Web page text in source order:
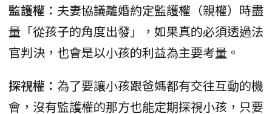
監護權： 夫妻協議離婚約定監護權（親權）時盡
量「從孩子的角度出發」，如果真的必須透過法
官判決，也會是以小孩的利益為主要考量。
探視權： 為了要讓小孩跟爸媽都有交往互動的機
會，沒有監護權的那方也能定期探視小孩，只要